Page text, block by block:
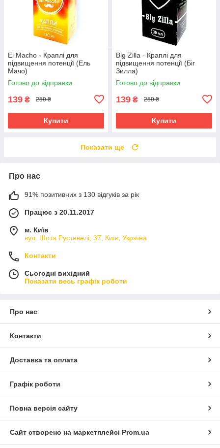
El Macho - Краплі для
підвищення потенції (Ель
Мачо)
Готово до відправки
139 ₴ 259 ₴
Купити
Big Zilla - Краплі для
підвищення потенції (Біг
Зилла)
Готово до відправки
139 ₴ 259 ₴
Купити
Показати ще
Про нас
91% позитивних з 130 відгуків за рік
Працює з 20.11.2017
м. Київ
вул. Шота Руставелі, 37, Київ, Україна
Контакти
Сьогодні вихідний
Показати весь графік роботи
Про нас
Контакти
Доставка та оплата
Графік роботи
Повна версія сайту
Сайт створено на маркетплейсі Prom.ua